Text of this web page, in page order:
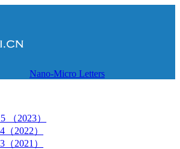
Nano-Micro Letters
（2023）
（2022）
（2021）